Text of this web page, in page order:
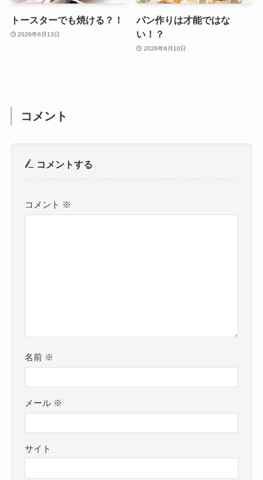
トースターでも焼ける？！
2026年6月13日
パン作りは才能ではな
い！？
2026年6月10日
コメント
コメントする
コメント ※
名前 ※
メール ※
サイト